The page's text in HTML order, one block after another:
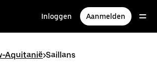
Inloggen Aanmelden
Aquitanië>Saillans